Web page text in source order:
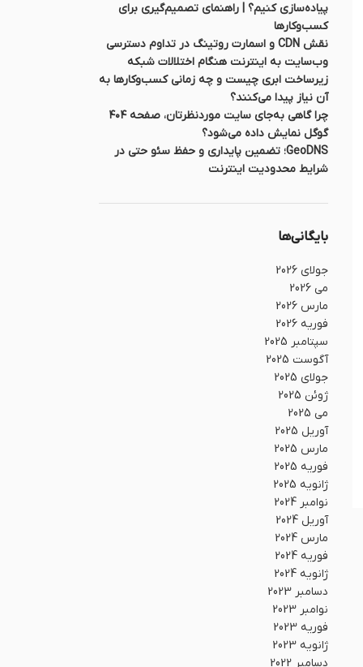
پیاده‌سازی کنیم؟ | راهنمای تصمیم‌گیری برای
کسب‌وکارها
نقش CDN و اسمارت روتینگ در تداوم دسترسی
وب‌سایت به اینترنت هنگام اختلالات شبکه
زیرساخت ابری چیست و چه زمانی کسب‌وکارها به
آن نیاز پیدا می‌کنند؟
چرا گاهی به‌جای سایت موردنظرتان، صفحه ۴۰۴
گوگل نمایش داده می‌شود؟
GeoDNS؛ تضمین پایداری و حفظ سئو حتی در
شرایط محدودیت اینترنت
بایگانی‌ها
جولای 2026
می 2026
مارس 2026
فوریه 2026
سپتامبر 2025
آگوست 2025
جولای 2025
ژوئن 2025
می 2025
آوریل 2025
مارس 2025
فوریه 2025
ژانویه 2025
نوامبر 2024
آوریل 2024
مارس 2024
فوریه 2024
ژانویه 2024
دسامبر 2023
نوامبر 2023
فوریه 2023
ژانویه 2023
دسامبر 2022